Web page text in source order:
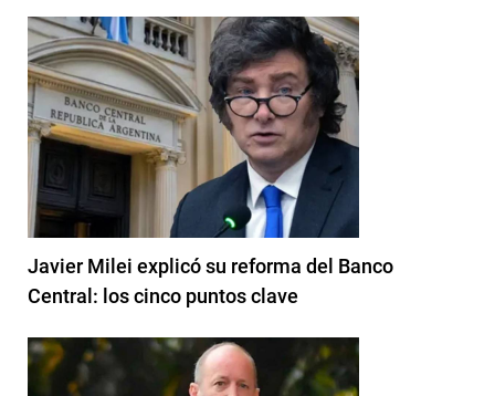
Javier Milei explicó su reforma del Banco
Central: los cinco puntos clave